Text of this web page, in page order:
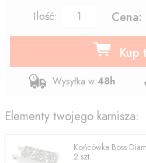
Ilość: Cena:
Kup
Wysyłka w 48h
Elementy twojego karnisza:
Końcówka Boss
2 szt.